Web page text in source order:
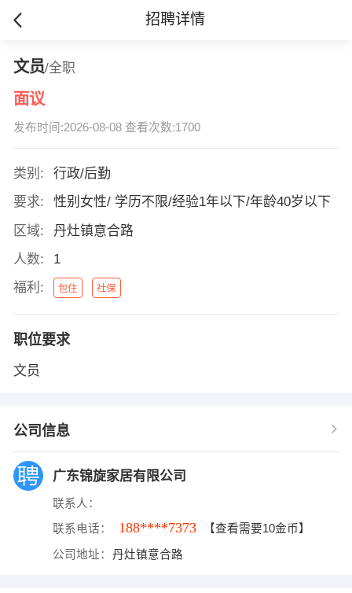
招聘详情
文员/全职
面议
发布时间:2026-08-08 查看次数:1700
类别:
行政/后勤
要求:
性别女性/ 学历不限/经验1年以下/年龄40岁以下
区域:
丹灶镇意合路
人数:
1
福利:
包住 社保
职位要求
文员
公司信息
广东锦旋家居有限公司
联系人：
联系电话： 188****7373 【查看需要10金币】
公司地址： 丹灶镇意合路